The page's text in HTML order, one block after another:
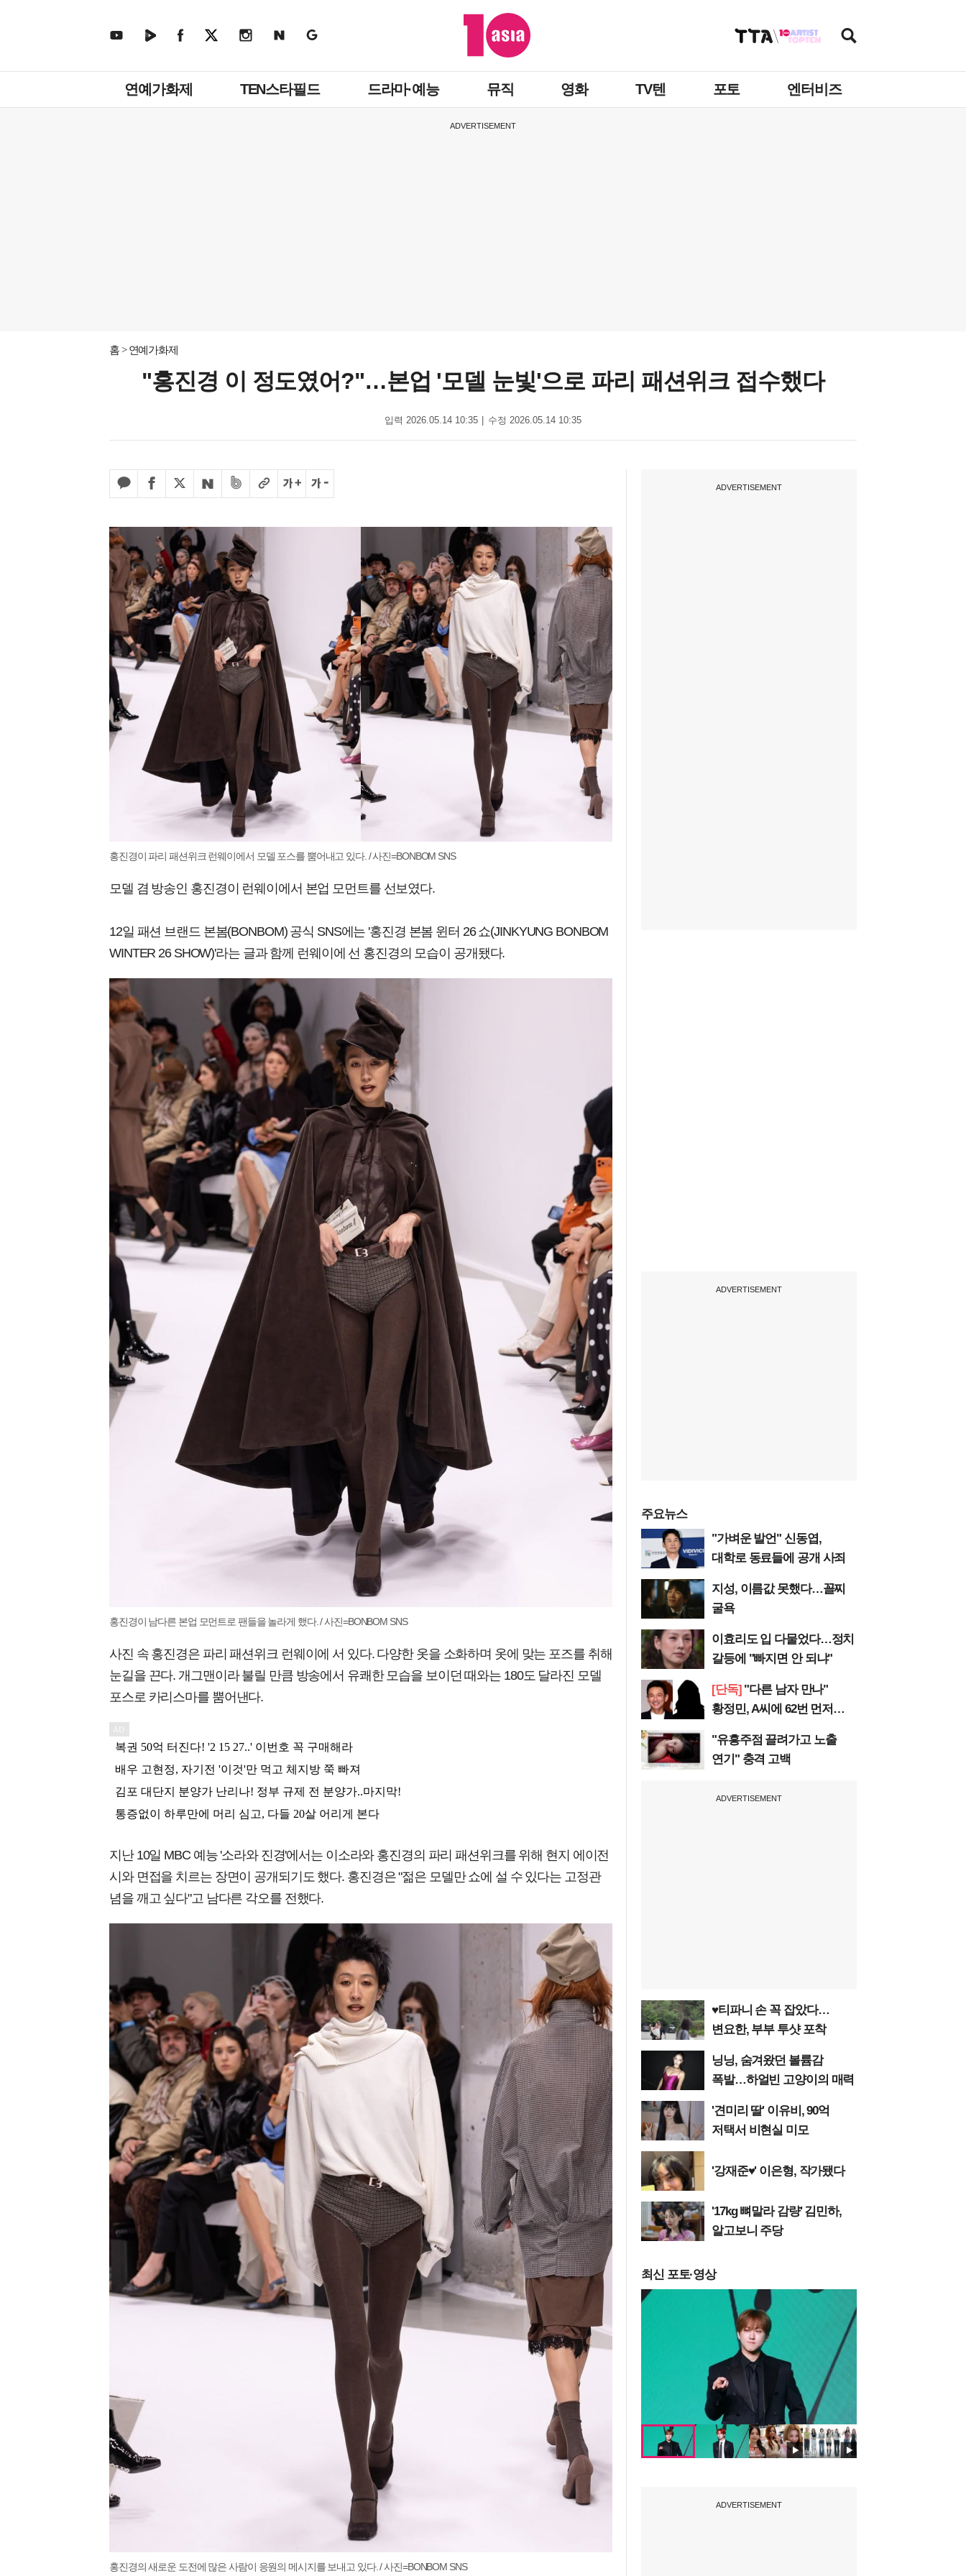
뉴
연예가화제 TEN스타필드 드라마·예능 뮤직 영화 TV텐 포토 엔터비즈
ADVERTISEMENT
홈 연예가화제
"홍진경 이 정도였어?"…본업 '모델 눈빛'으로 파리 패션위크 접수했다
입력 2026.05.14 10:35 수정 2026.05.14 10:35
홍진경이 파리 패션위크 런웨이에서 모델 포스를 뿜어내고 있다. / 사진=BONBOM SNS
모델 겸 방송인 홍진경이 런웨이에서 본업 모먼트를 선보였다.
12일 패션 브랜드 본봄(BONBOM) 공식 SNS에는 '홍진경 본봄 윈터 26 쇼(JINKYUNG BONBOM
WINTER 26 SHOW)'라는 글과 함께 런웨이에 선 홍진경의 모습이 공개됐다.
홍진경이 남다른 본업 모먼트로 팬들을 놀라게 했다. / 사진=BONBOM SNS
사진 속 홍진경은 파리 패션위크 런웨이에 서 있다. 다양한 옷을 소화하며 옷에 맞는 포즈를 취해
눈길을 끈다. 개그맨이라 불릴 만큼 방송에서 유쾌한 모습을 보이던 때와는 180도 달라진 모델
포스로 카리스마를 뿜어낸다.
지난 10일 MBC 예능 '소라와 진경'에서는 이소라와 홍진경의 파리 패션위크를 위해 현지 에이전
시와 면접을 치르는 장면이 공개되기도 했다. 홍진경은 "젊은 모델만 쇼에 설 수 있다는 고정관
념을 깨고 싶다"고 남다른 각오를 전했다.
홍진경의 새로운 도전에 많은 사람이 응원의 메시지를 보내고 있다. / 사진=BONBOM SNS
ADVERTISEMENT
ADVERTISEMENT
주요뉴스
"가벼운 발언" 신동엽,
대학로 동료들에 공개 사죄
지성, 이름값 못했다…꼴찌
굴욕
이효리도 입 다물었다…정치
갈등에 "빠지면 안 되냐"
[단독]"다른 남자 만나"
황정민, A씨에 62번 먼저
"유흥주점 끌려가고 노출
연기" 충격 고백
ADVERTISEMENT
♥티파니 손 꼭 잡았다…
변요한, 부부 투샷 포착
닝닝, 숨겨왔던 볼륨감
폭발…하얼빈 고양이의 매력
'견미리 딸' 이유비, 90억
저택서 비현실 미모
'강재준♥' 이은형, 작가됐다
'17kg 뼈말라 감량' 김민하,
알고보니 주당
최신 포토·영상
ADVERTISEMENT